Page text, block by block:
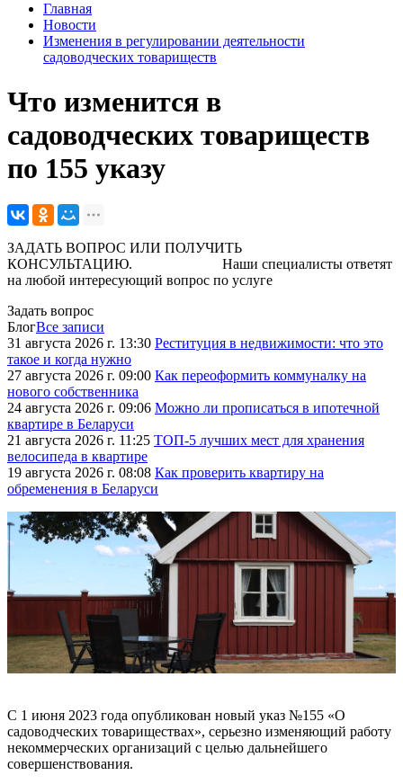
Главная
Новости
Изменения в регулировании деятельности
садоводческих товариществ
Что изменится в
садоводческих товариществ
по 155 указу
ЗАДАТЬ ВОПРОС ИЛИ ПОЛУЧИТЬ
КОНСУЛЬТАЦИЮ. Наши специалисты ответят
на любой интересующий вопрос по услуге
Задать вопрос
БлогВсе записи
31 августа 2026 г. 13:30 Реституция в недвижимости: что это
такое и когда нужно
27 августа 2026 г. 09:00 Как переоформить коммуналку на
нового собственника
24 августа 2026 г. 09:06 Можно ли прописаться в ипотечной
квартире в Беларуси
21 августа 2026 г. 11:25 ТОП-5 лучших мест для хранения
велосипеда в квартире
19 августа 2026 г. 08:08 Как проверить квартиру на
обременения в Беларуси
С 1 июня 2023 года опубликован новый указ №155 «О
садоводческих товариществах», серьезно изменяющий работу
некоммерческих организаций с целью дальнейшего
совершенствования.